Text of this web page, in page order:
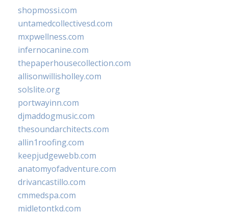
shopmossi.com
untamedcollectivesd.com
mxpwellness.com
infernocanine.com
thepaperhousecollection.com
allisonwillisholley.com
solslite.org
portwayinn.com
djmaddogmusic.com
thesoundarchitects.com
allin1roofing.com
keepjudgewebb.com
anatomyofadventure.com
drivancastillo.com
cmmedspa.com
midletontkd.com